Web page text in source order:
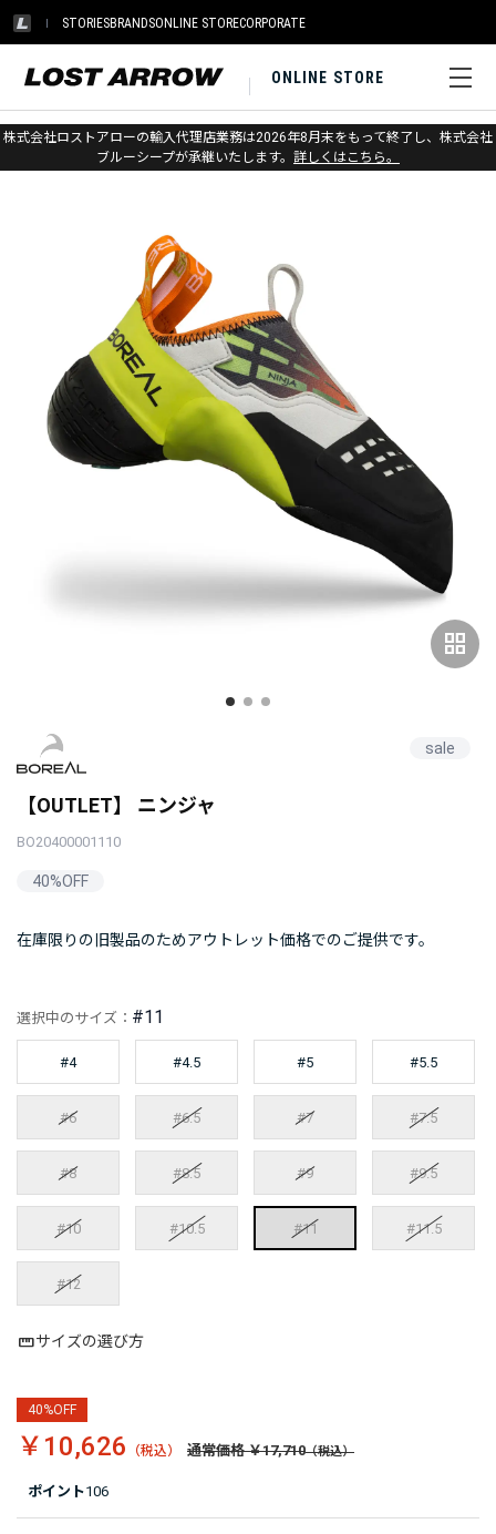
STORIESBRANDSONLINE STORECORPORATE
ONLINE STORE
株式会社ロストアローの輸入代理店業務は2026年8月末をもって終了し、株式会社
ブルーシープが承継いたします。 詳しくはこちら。
ホーム > アウトレット > クライミングシューズ
grid_view
sale
【OUTLET】 ニンジャ
BO20400001110
40%OFF
在庫限りの旧製品のためアウトレット価格でのご提供です。
ポイント106
選択中のサイズ： #11
#4 #4.5 #5 #5.5
#6 #6.5 #7 #7.5
#8 #8.5 #9 #9.5
#10 #10.5 #11 #11.5
#12
サイズの選び方
40%OFF
￥10,626 通常価格 ￥17,710